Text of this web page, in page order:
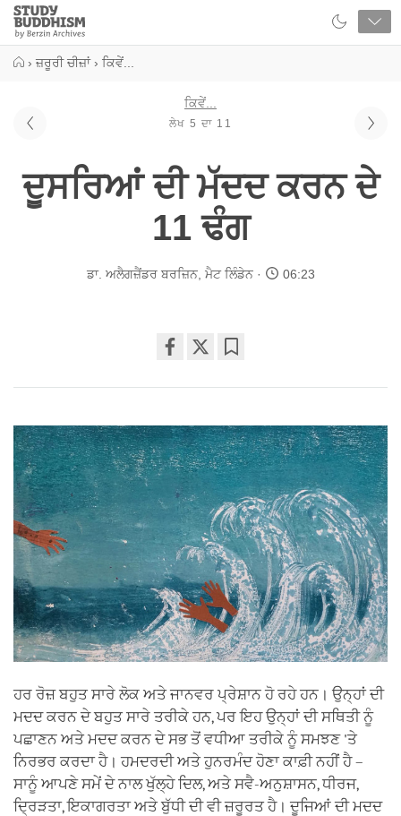
Close
Study
Buddhism
› ਜ਼ਰੂਰੀ ਚੀਜ਼ਾਂ › ਕਿਵੇਂ...
ਕਿਵੇਂ...
ਲੇਖ 5 ਦਾ 11
ਦੂਸਰਿਆਂ ਦੀ ਮੱਦਦ ਕਰਨ ਦੇ
11 ਢੰਗ
ਡਾ. ਅਲੈਗਜ਼ੈਂਡਰ ਬਰਜ਼ਿਨ, ਮੈਟ ਲਿੰਡੇਨ 06:23
on
ਹਰ ਰੋਜ਼ ਬਹੁਤ ਸਾਰੇ ਲੋਕ ਅਤੇ ਜਾਨਵਰ ਪ੍ਰੇਸ਼ਾਨ ਹੋ ਰਹੇ ਹਨ। ਉਨ੍ਹਾਂ ਦੀ
ਮਦਦ ਕਰਨ ਦੇ ਬਹੁਤ ਸਾਰੇ ਤਰੀਕੇ ਹਨ, ਪਰ ਇਹ ਉਨ੍ਹਾਂ ਦੀ ਸਥਿਤੀ ਨੂੰ
ਪਛਾਣਨ ਅਤੇ ਮਦਦ ਕਰਨ ਦੇ ਸਭ ਤੋਂ ਵਧੀਆ ਤਰੀਕੇ ਨੂੰ ਸਮਝਣ 'ਤੇ
ਨਿਰਭਰ ਕਰਦਾ ਹੈ। ਹਮਦਰਦੀ ਅਤੇ ਹੁਨਰਮੰਦ ਹੋਣਾ ਕਾਫ਼ੀ ਨਹੀਂ ਹੈ –
ਸਾਨੂੰ ਆਪਣੇ ਸਮੇਂ ਦੇ ਨਾਲ ਖੁੱਲ੍ਹੇ ਦਿਲ, ਅਤੇ ਸਵੈ-ਅਨੁਸ਼ਾਸਨ, ਧੀਰਜ,
ਦ੍ਰਿੜਤਾ, ਇਕਾਗਰਤਾ ਅਤੇ ਬੁੱਧੀ ਦੀ ਵੀ ਜ਼ਰੂਰਤ ਹੈ। ਦੂਜਿਆਂ ਦੀ ਮਦਦ